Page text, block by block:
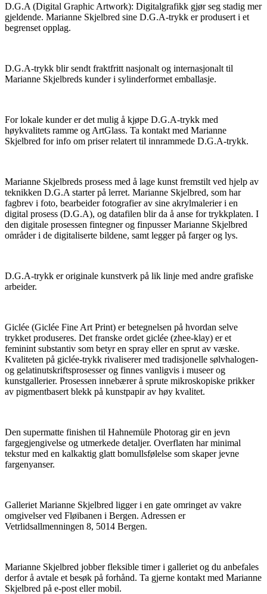
D.G.A (Digital Graphic Artwork): Digitalgrafikk gjør seg stadig mer
gjeldende. Marianne Skjelbred sine D.G.A-trykk er produsert i et
begrenset opplag.
D.G.A-trykk blir sendt fraktfritt nasjonalt og internasjonalt til
Marianne Skjelbreds kunder i sylinderformet emballasje.
For lokale kunder er det mulig å kjøpe D.G.A-trykk med
høykvalitets ramme og ArtGlass. Ta kontakt med Marianne
Skjelbred for info om priser relatert til innrammede D.G.A-trykk.
Marianne Skjelbreds prosess med å lage kunst fremstilt ved hjelp av
teknikken D.G.A starter på lerret. Marianne Skjelbred, som har
fagbrev i foto, bearbeider fotografier av sine akrylmalerier i en
digital prosess (D.G.A), og datafilen blir da å anse for trykkplaten. I
den digitale prosessen fintegner og finpusser Marianne Skjelbred
områder i de digitaliserte bildene, samt legger på farger og lys.
D.G.A-trykk er originale kunstverk på lik linje med andre grafiske
arbeider.
Giclée (Giclée Fine Art Print) er betegnelsen på hvordan selve
trykket produseres. Det franske ordet giclée (zhee-klay) er et
feminint substantiv som betyr en spray eller en sprut av væske.
Kvaliteten på giclée-trykk rivaliserer med tradisjonelle sølvhalogen-
og gelatinutskriftsprosesser og finnes vanligvis i museer og
kunstgallerier. Prosessen innebærer å sprute mikroskopiske prikker
av pigmentbasert blekk på kunstpapir av høy kvalitet.
Den supermatte finishen til Hahnemüle Photorag gir en jevn
fargegjengivelse og utmerkede detaljer. Overflaten har minimal
tekstur med en kalkaktig glatt bomullsfølelse som skaper jevne
fargenyanser.
Galleriet Marianne Skjelbred ligger i en gate omringet av vakre
omgivelser ved Fløibanen i Bergen. Adressen er
Vetrlidsallmenningen 8, 5014 Bergen.
Marianne Skjelbred jobber fleksible timer i galleriet og du anbefales
derfor å avtale et besøk på forhånd. Ta gjerne kontakt med Marianne
Skjelbred på e-post eller mobil.